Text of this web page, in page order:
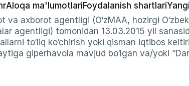
Aloqa ma'lumotlariFoydalanish shartlari
va axborot agentligi (O‘zMAA, hozirgi
agentligi) tomonidan 13.03.2015 yil
to‘liq ko‘chirish yoki qisman iqtibos
giperhavola mavjud bo‘lgan va/yoki